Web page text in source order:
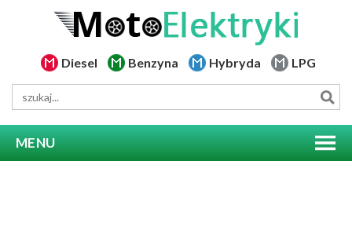
Diesel Benzyna Hybryda LPG
MENU